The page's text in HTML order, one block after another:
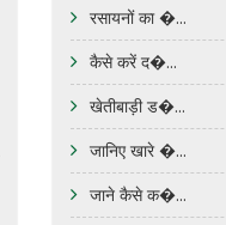
रसायनों का �...
कैसे करें द�...
खेतीबाड़ी ड�...
जानिए खारे �...
जाने कैसे क�...